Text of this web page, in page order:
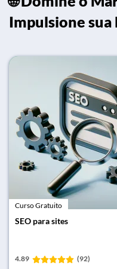
Impulsione sua
Curso Gratuito
SEO para sites
4.89
(92)